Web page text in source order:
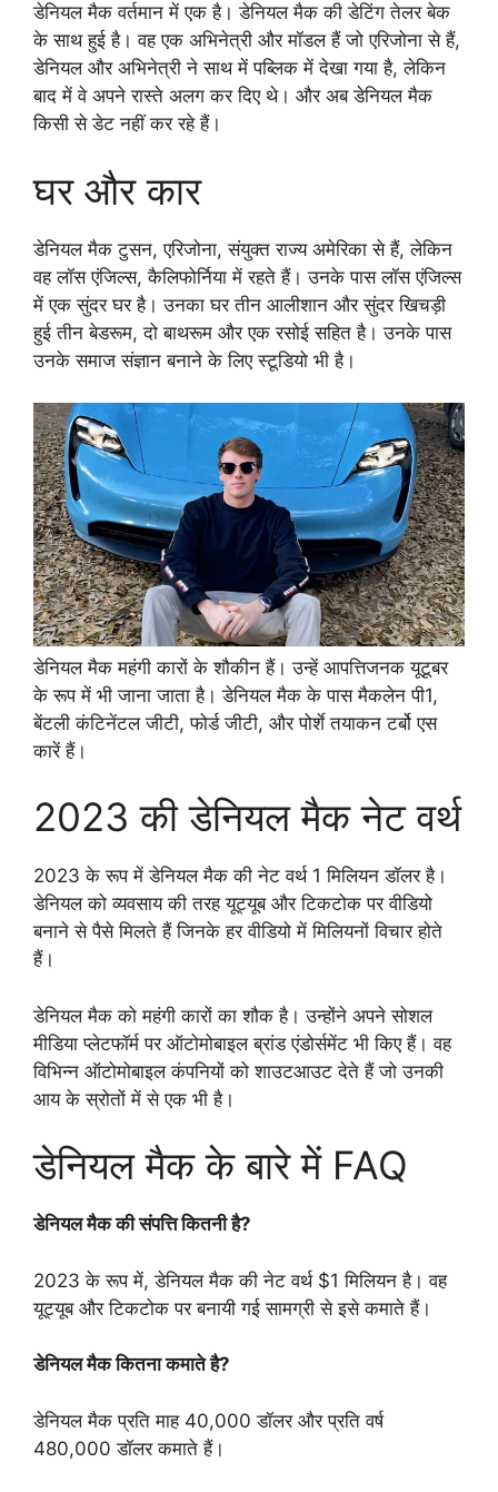
डेनियल मैक वर्तमान में एक है। डेनियल मैक की डेटिंग तेलर बेक
के साथ हुई है। वह एक अभिनेत्री और मॉडल हैं जो एरिजोना से हैं,
डेनियल और अभिनेत्री ने साथ में पब्लिक में देखा गया है, लेकिन
बाद में वे अपने रास्ते अलग कर दिए थे। और अब डेनियल मैक
किसी से डेट नहीं कर रहे हैं।
घर और कार
डेनियल मैक टुसन, एरिजोना, संयुक्त राज्य अमेरिका से हैं, लेकिन
वह लॉस एंजिल्स, कैलिफोर्निया में रहते हैं। उनके पास लॉस एंजिल्स
में एक सुंदर घर है। उनका घर तीन आलीशान और सुंदर खिचड़ी
हुई तीन बेडरूम, दो बाथरूम और एक रसोई सहित है। उनके पास
उनके समाज संज्ञान बनाने के लिए स्टूडियो भी है।
डेनियल मैक महंगी कारों के शौकीन हैं। उन्हें आपत्तिजनक यूटूबर
के रूप में भी जाना जाता है। डेनियल मैक के पास मैकलेन पी1,
बेंटली कंटिनेंटल जीटी, फोर्ड जीटी, और पोर्शे तयाकन टर्बो एस
कारें हैं।
2023 की डेनियल मैक नेट वर्थ
2023 के रूप में डेनियल मैक की नेट वर्थ 1 मिलियन डॉलर है।
डेनियल को व्यवसाय की तरह यूट्यूब और टिकटोक पर वीडियो
बनाने से पैसे मिलते हैं जिनके हर वीडियो में मिलियनों विचार होते
हैं।
डेनियल मैक को महंगी कारों का शौक है। उन्होंने अपने सोशल
मीडिया प्लेटफॉर्म पर ऑटोमोबाइल ब्रांड एंडोर्समेंट भी किए हैं। वह
विभिन्न ऑटोमोबाइल कंपनियों को शाउटआउट देते हैं जो उनकी
आय के स्रोतों में से एक भी है।
डेनियल मैक के बारे में FAQ
डेनियल मैक की संपत्ति कितनी है?
2023 के रूप में, डेनियल मैक की नेट वर्थ $1 मिलियन है। वह
यूट्यूब और टिकटोक पर बनायी गई सामग्री से इसे कमाते हैं।
डेनियल मैक कितना कमाते है?
डेनियल मैक प्रति माह 40,000 डॉलर और प्रति वर्ष
480,000 डॉलर कमाते हैं।